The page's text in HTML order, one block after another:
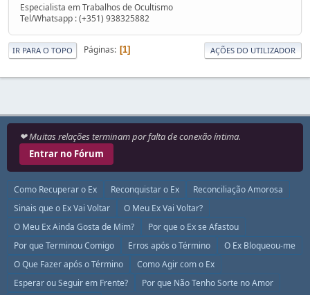
Especialista em Trabalhos de Ocultismo
Tel/Whatsapp : (+351) 938325882
IR PARA O TOPO Páginas 1 AÇÕES DO UTILIZADOR
❤ Muitas relações terminam por falta de conexão íntima.
Entrar no Fórum
Como Recuperar o Ex Reconquistar o Ex
Reconciliação Amorosa
Sinais que o Ex Vai Voltar
O Meu Ex Vai Voltar?
O Meu Ex Ainda Gosta de Mim?
Por que o Ex se Afastou
Por que Terminou Comigo
Erros após o Término
O Ex Bloqueou-me
O Que Fazer após o Término
Como Agir com o Ex
Esperar ou Seguir em Frente?
Por que Não Tenho Sorte no Amor